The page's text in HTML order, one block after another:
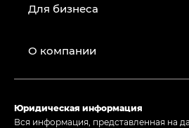
Для бизнеса
О компании
Юридическая информация
Вся информация, представленная на